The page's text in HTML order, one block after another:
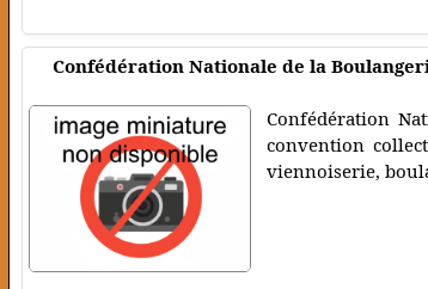
Confédération Nationale de la
Confédération
convention
viennoiserie,